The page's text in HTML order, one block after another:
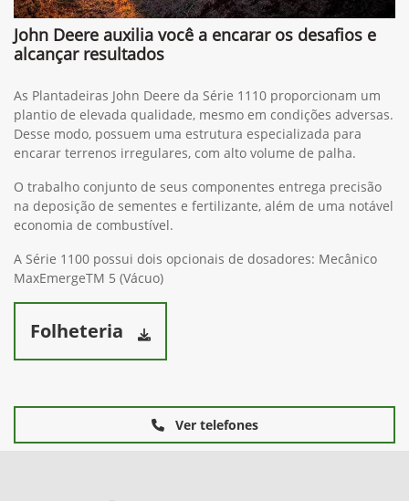
John Deere auxilia você a encarar os desafios e
alcançar resultados
As Plantadeiras John Deere da Série 1110 proporcionam um
plantio de elevada qualidade, mesmo em condições adversas.
Desse modo, possuem uma estrutura especializada para
encarar terrenos irregulares, com alto volume de palha.
O trabalho conjunto de seus componentes entrega precisão
na deposição de sementes e fertilizante, além de uma notável
economia de combustível.
A Série 1100 possui dois opcionais de dosadores: Mecânico
MaxEmergeTM 5 (Vácuo)
Folheteria
Ver telefones